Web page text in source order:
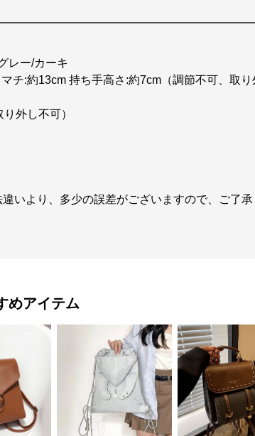
レー/カーキ
チ:約13cm 持ち手高さ:約7cm（調節不可、取り
外し不可）
いより、多少の誤差がございますので、ご了承
めアイテム